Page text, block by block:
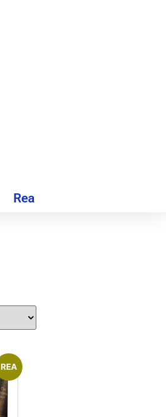
Rea
REA